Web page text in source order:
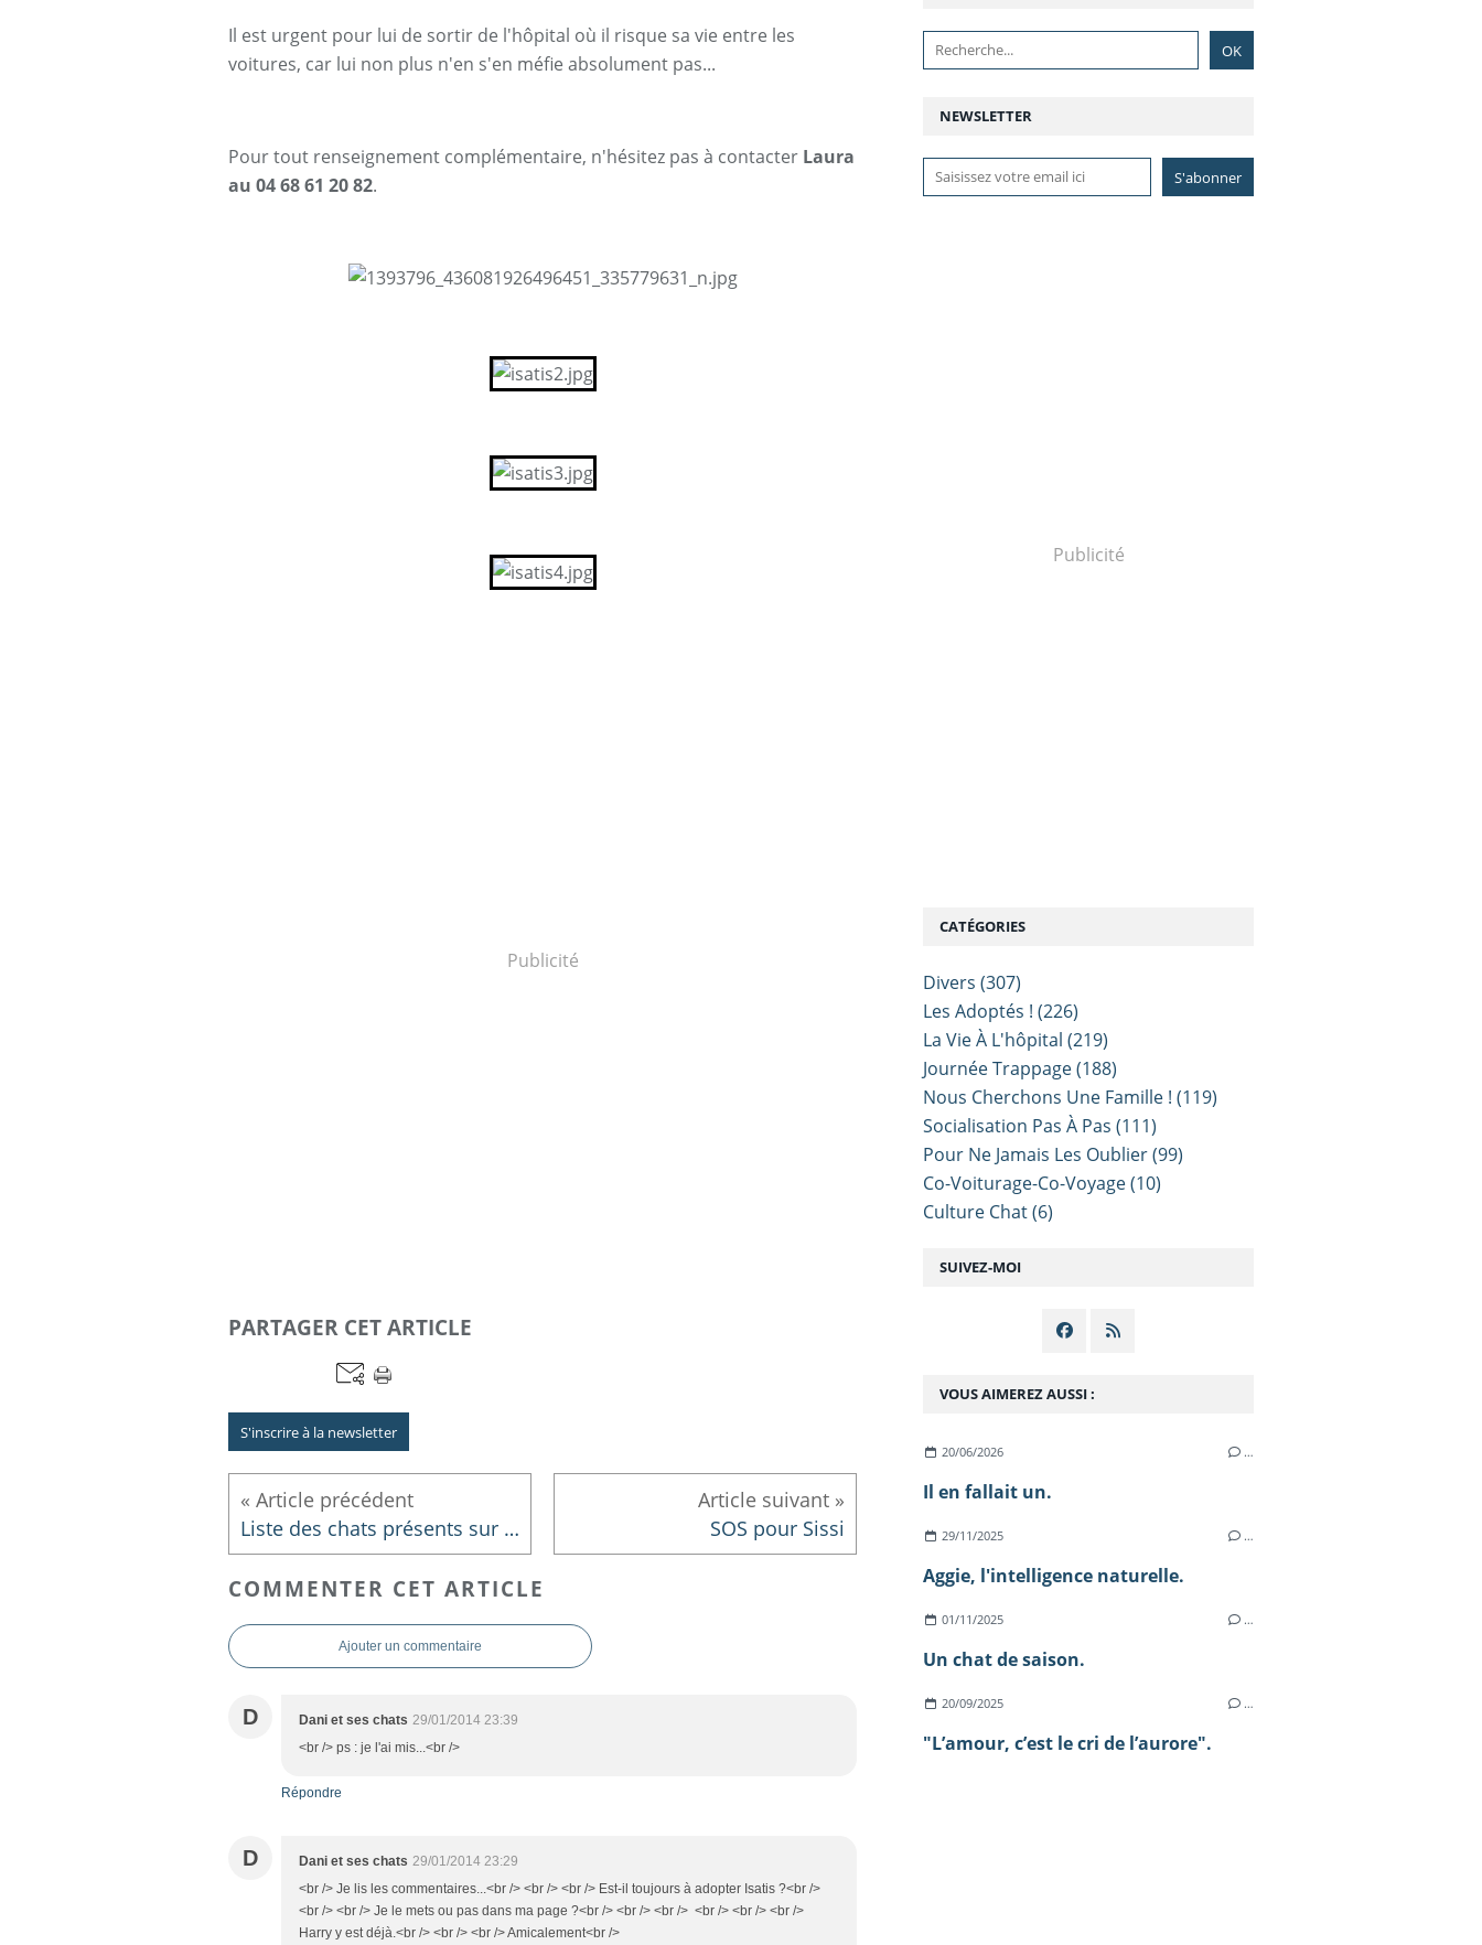
Il est urgent pour lui de sortir de l'hôpital où il risque sa vie entre les
voitures, car lui non plus n'en s'en méfie absolument pas...
Pour tout renseignement complémentaire, n'hésitez pas à contacter Laura
au 04 68 61 20 82.
Publicité
PARTAGER CET ARTICLE
S'inscrire à la newsletter
Liste des chats présents sur l'Hôpital SOS pour Sissi
COMMENTER CET ARTICLE
Ajouter un commentaire
D Dani et ses chats 29/01/2014 23:39
<br /> ps : je l'ai mis...<br />
Répondre
D Dani et ses chats 29/01/2014 23:29
<br /> Je lis les commentaires...<br /> <br /> <br /> Est-il toujours à adopter Isatis ?<br />
<br /> <br /> Je le mets ou pas dans ma page ?<br /> <br /> <br /> <br /> <br /> <br />
Harry y est déjà.<br /> <br /> <br /> Amicalement<br />
NEWSLETTER
SUIVEZ-MOI
Publicité
VOUS AIMEREZ AUSSI :
20/06/2026 …
Il en fallait un.
29/11/2025 …
Aggie, l'intelligence naturelle.
01/11/2025 …
Un chat de saison.
20/09/2025 …
"L’amour, c’est le cri de l’aurore".
CATÉGORIES
Divers (307)
Les Adoptés ! (226)
La Vie À L'hôpital (219)
Journée Trappage(188)
Nous Cherchons Une Famille ! (119)
Socialisation Pas À Pas (111)
Pour Ne Jamais Les Oublier(99)
Co-Voiturage-Co-Voyage(10)
Culture Chat(6)